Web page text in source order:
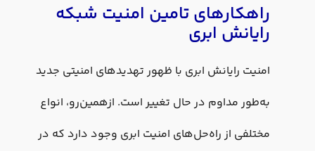
راهکارهای تامین امنیت شبکه
رایانش ابری
امنیت رایانش ابری با ظهور تهدیدهای امنیتی جدید
به‌طور مداوم در حال تغییر است. ازهمین‌رو، انواع
مختلفی از راه‌حل‌های امنیت ابری وجود دارد که در